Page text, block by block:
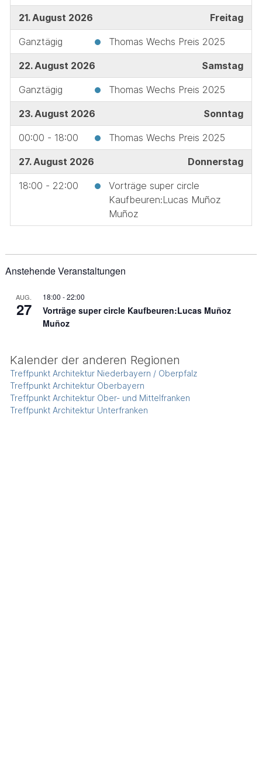
21. August 2026 Freitag
Ganztägig Thomas Wechs Preis 2025
22. August 2026 Samstag
Ganztägig Thomas Wechs Preis 2025
23. August 2026 Sonntag
00:00 - 18:00 Thomas Wechs Preis 2025
27. August 2026 Donnerstag
18:00 - 22:00
Vorträge super circle
Kaufbeuren:Lucas Muñoz
Muñoz
Anstehende Veranstaltungen
AUG.
27
18:00 -22:00
Vorträge super circle Kaufbeuren:Lucas Muñoz
Muñoz
Kalender der anderen Regionen
Treffpunkt Architektur Niederbayern / Oberpfalz
Treffpunkt Architektur Oberbayern
Treffpunkt Architektur Ober- und Mittelfranken
Treffpunkt Architektur Unterfranken